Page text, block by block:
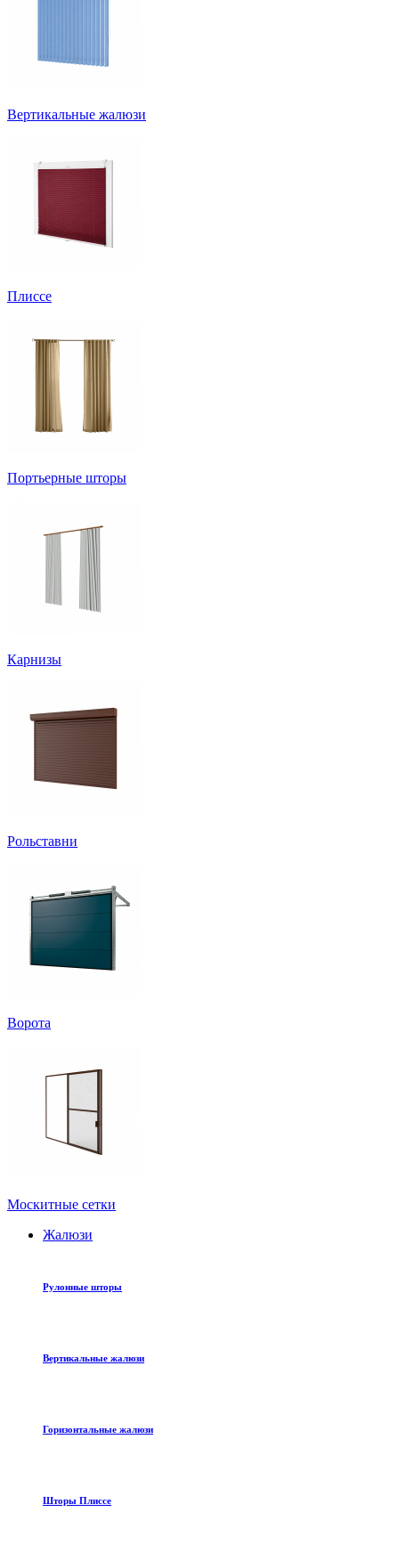
Вертикальные жалюзи
Плиссе
Портьерные шторы
Карнизы
Рольставни
Ворота
Москитные сетки
Жалюзи
Рулонные шторы
Вертикальные жалюзи
Горизонтальные жалюзи
Шторы Плиссе